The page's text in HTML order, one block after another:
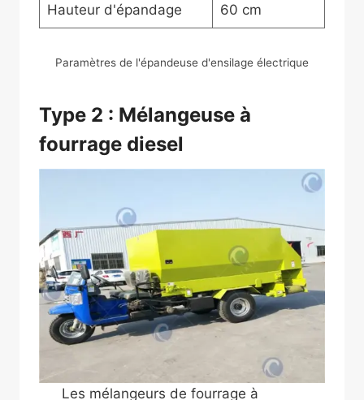
Hauteur d'épandage 60 cm
Paramètres de l'épandeuse d'ensilage électrique
Type 2 : Mélangeuse à
fourrage diesel
Les mélangeurs de fourrage à